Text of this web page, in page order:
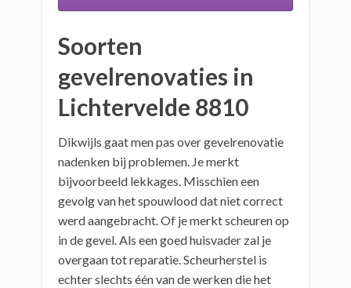
Soorten
gevelrenovaties in
Lichtervelde 8810
Dikwijls gaat men pas over gevelrenovatie
nadenken bij problemen. Je merkt
bijvoorbeeld lekkages. Misschien een
gevolg van het spouwlood dat niet correct
werd aangebracht. Of je merkt scheuren op
in de gevel. Als een goed huisvader zal je
overgaan tot reparatie. Scheurherstel is
echter slechts één van de werken die het